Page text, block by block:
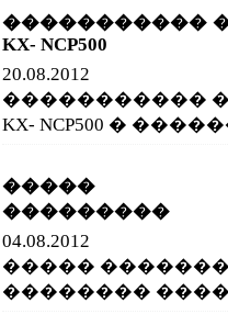
�����������
KX- NCP500
20.08.2012
�����������
KX- NCP500 �
�����
���������
04.08.2012
�����
��������